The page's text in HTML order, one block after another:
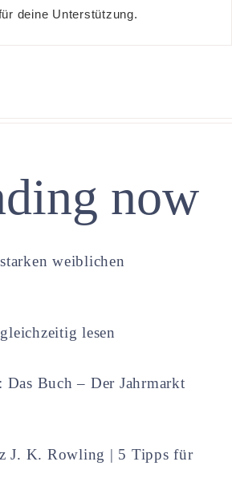
deine Unterstützung.
now
weiblichen
lesen
Das Buch – Der Jahrmarkt
J. K. Rowling | 5 Tipps für